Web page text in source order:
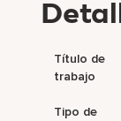
Título de
trabajo
Tipo de